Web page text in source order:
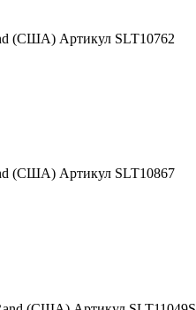
(США) Артикул SLT10762
(США) Артикул SLT10867